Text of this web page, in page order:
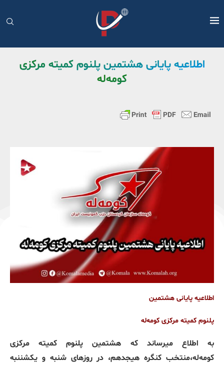
اطلاعیه پایانی هشتمین پلنوم کمیته مرکزی
کومەلە
اطلاعیه پایانی هشتمین
پلنوم کمیته مرکزی کومەلە
بە اطلاع میرساند که هشتمین پلنوم کمیته مرکزی
کومەلە،منتخب کنگره هیجدهم، در روزهای شنبه و یکشننبه